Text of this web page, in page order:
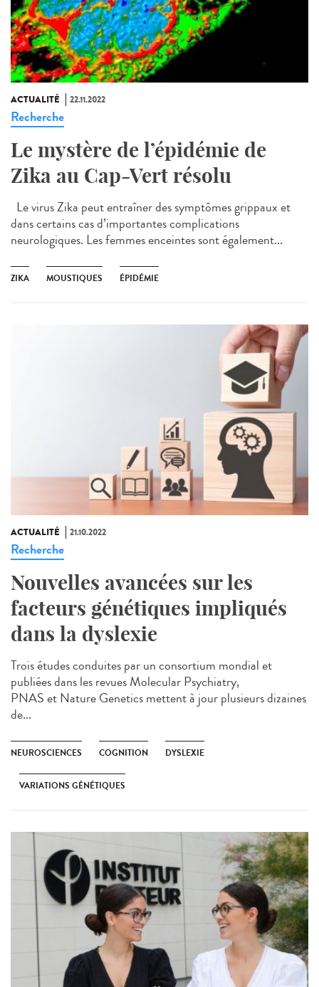
ACTUALITÉ 22.11.2022
Recherche
Le mystère de l’épidémie de
Zika au Cap-Vert résolu
Le virus Zika peut entraîner des symptômes grippaux et
dans certains cas d’importantes complications
neurologiques. Les femmes enceintes sont également...
ZIKA MOUSTIQUES ÉPIDÉMIE
ACTUALITÉ 21.10.2022
Recherche
Nouvelles avancées sur les
facteurs génétiques impliqués
dans la dyslexie
Trois études conduites par un consortium mondial et
publiées dans les revues Molecular Psychiatry,
PNAS et Nature Genetics mettent à jour plusieurs dizaines
de...
NEUROSCIENCES COGNITION DYSLEXIE
VARIATIONS GÉNÉTIQUES